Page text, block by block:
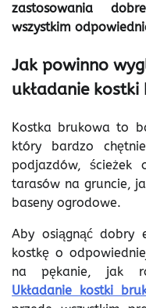
zastosowania
wszystkim
Jak powinno
układanie kostki
Kostka brukowa to
który bardzo
podjazdów, ścieżek
tarasów na gruncie,
baseny ogrodowe.
Aby osiągnąć dobry
kostkę o
na pękanie, jak
Układanie kostki